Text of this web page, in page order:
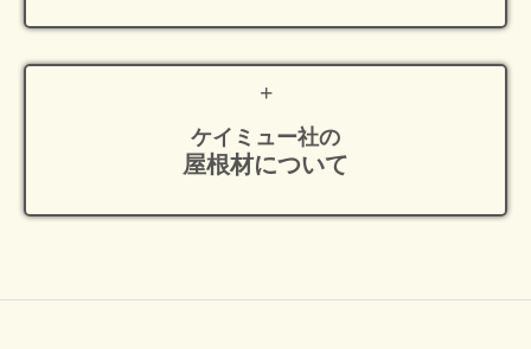
ケイミュー社の
屋根材について